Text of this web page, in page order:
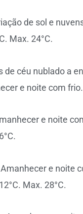
de sol e
Max. 24°C.
de céu nublado a
e noite com
e noite
e noite
Max. 28°C.